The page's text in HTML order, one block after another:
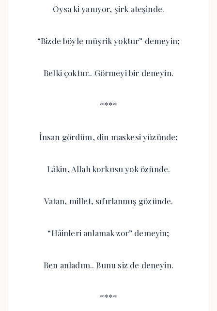
Oysa ki yanıyor, şirk ateşinde.
“Bizde böyle müşrik yoktur” demeyin;
Belki çoktur.. Görmeyi bir deneyin.
****
İnsan gördüm, din maskesi yüzünde;
Lâkin, Allah korkusu yok özünde.
Vatan, millet, sıfırlanmış gözünde.
“Hâinleri anlamak zor” demeyin;
Ben anladım.. Bunu siz de deneyin.
****